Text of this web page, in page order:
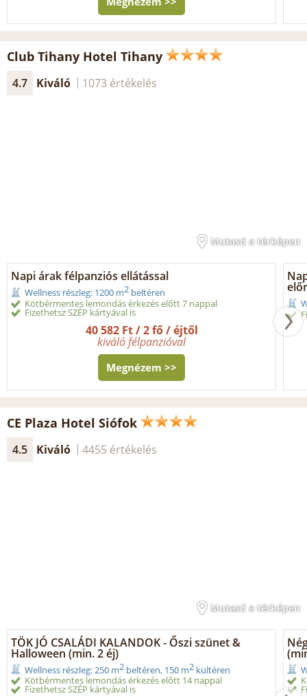
Club Tihany Hotel Tihany
4.7 Kiváló 1073 értékelés
Mutasd a térképen
Napi árak félpanziós ellátással
Wellness részleg: 1200 m2 beltéren
Kötbérmentes lemondás érkezés előtt 7 nappal
Fizethetsz SZÉP kártyával is
40 582 Ft / 2 fő / éjtől
kiváló félpanzióval
Megnézem >>
CE Plaza Hotel Siófok
4.5 Kiváló 4455 értékelés
Mutasd a térképen
TÖK JÓ CSALÁDI KALANDOK - Őszi szünet &
Halloween (min. 2 éj)
Wellness részleg: 250 m2 beltéren, 150 m2 kültéren
Kötbérmentes lemondás érkezés előtt 14 nappal
Fizethetsz SZÉP kártyával is